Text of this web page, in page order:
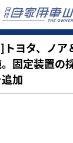
ヨタ、ノア
固定装置の
加